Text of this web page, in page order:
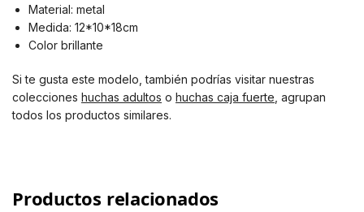
Material: metal
Medida: 12*10*18cm
Color brillante
Si te gusta este modelo, también podrías visitar nuestras
colecciones huchas adultos o huchas caja fuerte , agrupan
todos los productos similares.
Productos relacionados